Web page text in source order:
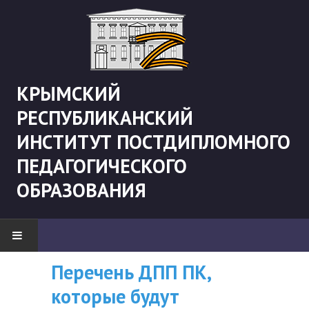
КРЫМСКИЙ
РЕСПУБЛИКАНСКИЙ
ИНСТИТУТ ПОСТДИПЛОМНОГО
ПЕДАГОГИЧЕСКОГО
ОБРАЗОВАНИЯ
НОВОСТИ
"Боевая" русистика
ВНИМАНИЮ
СЛУШАТЕЛЕЙ, У
Перечень ДПП ПК,
которые будут